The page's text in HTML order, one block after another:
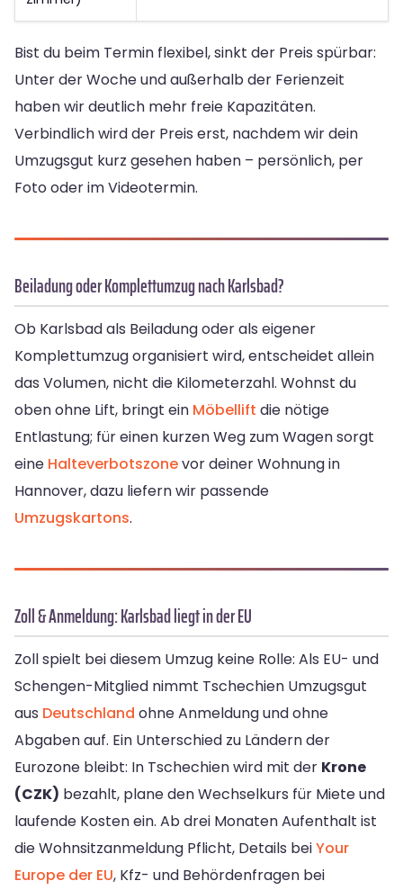
Bist du beim Termin flexibel, sinkt der Preis spürbar:
Unter der Woche und außerhalb der Ferienzeit
haben wir deutlich mehr freie Kapazitäten.
Verbindlich wird der Preis erst, nachdem wir dein
Umzugsgut kurz gesehen haben – persönlich, per
Foto oder im Videotermin.
Beiladung oder Komplettumzug nach Karlsbad?
Ob Karlsbad als Beiladung oder als eigener
Komplettumzug organisiert wird, entscheidet allein
das Volumen, nicht die Kilometerzahl. Wohnst du
oben ohne Lift, bringt ein Möbellift die nötige
Entlastung; für einen kurzen Weg zum Wagen sorgt
eine Halteverbotszonevor deiner Wohnung in
Hannover, dazu liefern wir passende
Umzugskartons.
Zoll & Anmeldung: Karlsbad liegt in der EU
Zoll spielt bei diesem Umzug keine Rolle: Als EU- und
Schengen-Mitglied nimmt Tschechien Umzugsgut
aus Deutschland ohne Anmeldung und ohne
Abgaben auf. Ein Unterschied zu Ländern der
Eurozone bleibt: In Tschechien wird mit der Krone
(CZK) bezahlt, plane den Wechselkurs für Miete und
laufende Kosten ein. Ab drei Monaten Aufenthalt ist
die Wohnsitzanmeldung Pflicht, Details beiYour
Europe der EU, Kfz- und Behördenfragen bei